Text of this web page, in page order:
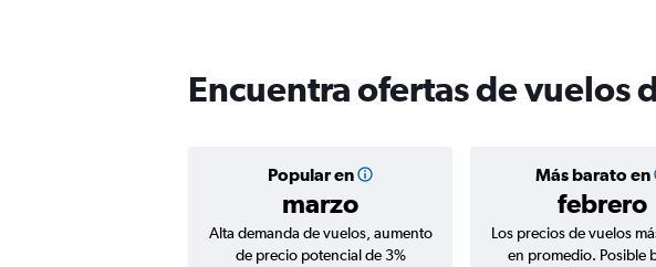
Encuentra ofertas de vuelos
Popular en
marzo
Más barato en
febrero
Alta demanda de vuelos, aumento
de precio potencial de 3%
Los precios de vuelos
en promedio. Posible